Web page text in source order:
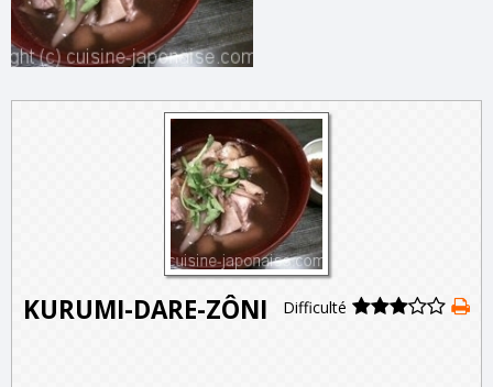
KURUMI-DARE-ZÔNI Difficulté